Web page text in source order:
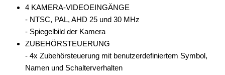
4 KAMERA-VIDEOEINGÄNGE
- NTSC, PAL, AHD 25 und 30 MHz
- Spiegelbild der Kamera
ZUBEHÖRSTEUERUNG
- 4x Zubehörsteuerung mit benutzerdefiniertem Symbol,
Namen und Schalterverhalten